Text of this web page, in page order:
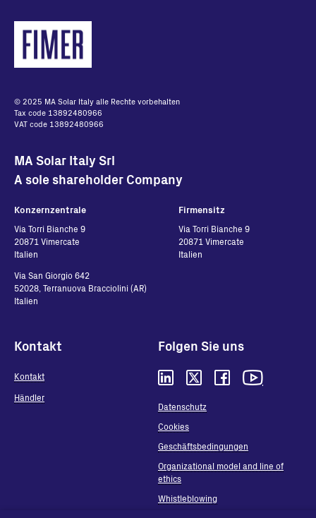
© 2025 MA Solar Italy alle Rechte vorbehalten
Tax code 13892480966
VAT code 13892480966
MA Solar Italy Srl
A sole shareholder Company
Konzernzentrale
Via Torri Bianche 9
20871 Vimercate
Italien
Via San Giorgio 642
52028, Terranuova Bracciolini (AR)
Italien
Firmensitz
Via Torri Bianche 9
20871 Vimercate
Italien
Kontakt
Kontakt
Händler
Folgen Sie uns
Datenschutz
Cookies
Geschäftsbedingungen
Organizational model and line of
ethics
Whistleblowing